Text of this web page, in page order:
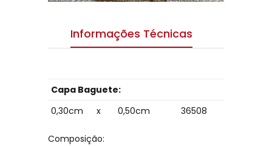
Informações Técnicas
Capa Baguete:
0,30cm
x 0,50cm 36508
Composição: